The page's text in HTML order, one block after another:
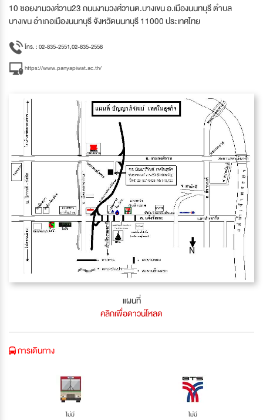
10 ซอยงามวงศ์วาน23 ถนนงามวงศ์วานต.บางเขน อ.เมืองนนทบุรี ตำบล
บางเขน อำเภอเมืองนนทบุรี จังหวัดนนทบุรี 11000 ประเทศไทย
โทร. : 02-835-2551,02-835-2558
https://www.panyapiwat.ac.th/
แผนที่
คลิกเพื่อดาวน์โหลด
การเดินทาง
ไม่มี ไม่มี